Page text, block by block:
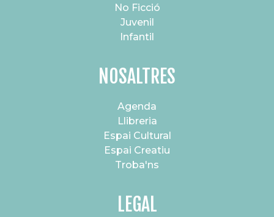
No Ficció
Juvenil
Infantil
NOSALTRES
Agenda
Llibreria
Espai Cultural
Espai Creatiu
Troba'ns
LEGAL